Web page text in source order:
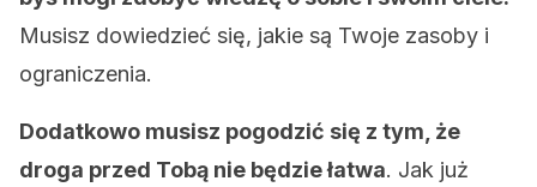
Musisz dowiedzieć się, jakie są Twoje zasoby i
ograniczenia.
Dodatkowo musisz pogodzić się z tym, że
droga przed Tobą nie będzie łatwa. Jak już